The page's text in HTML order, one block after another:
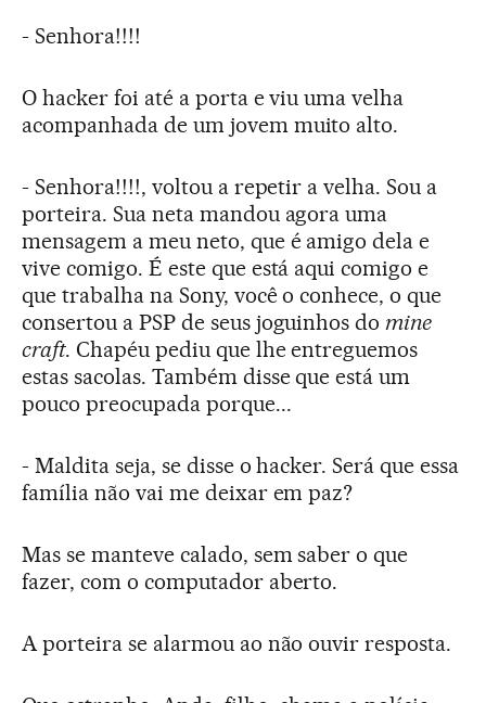
- Senhora!!!!
O hacker foi até a porta e viu uma velha
acompanhada de um jovem muito alto.
- Senhora!!!!, voltou a repetir a velha. Sou a
porteira. Sua neta mandou agora uma
mensagem a meu neto, que é amigo dela e
vive comigo. É este que está aqui comigo e
que trabalha na Sony, você o conhece, o que
consertou a PSP de seus joguinhos domine
craft. Chapéu pediu que lhe entreguemos
estas sacolas. Também disse que está um
pouco preocupada porque...
- Maldita seja, se disse o hacker. Será que essa
família não vai me deixar em paz?
Mas se manteve calado, sem saber o que
fazer, com o computador aberto.
A porteira se alarmou ao não ouvir resposta.